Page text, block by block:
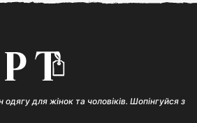
для жінок та чоловіків. Шопінгуйся з